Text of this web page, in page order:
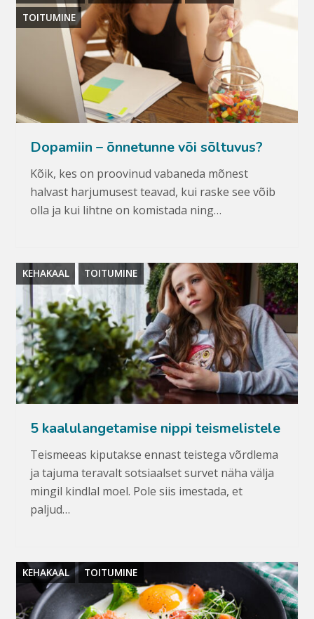
TOITUMINE
Dopamiin – õnnetunne või sõltuvus?
Kõik, kes on proovinud vabaneda mõnest
halvast harjumusest teavad, kui raske see võib
olla ja kui lihtne on komistada ning…
KEHAKAAL TOITUMINE
5 kaalulangetamise nippi teismelistele
Teismeeas kiputakse ennast teistega võrdlema
ja tajuma teravalt sotsiaalset survet näha välja
mingil kindlal moel. Pole siis imestada, et
paljud…
KEHAKAAL TOITUMINE